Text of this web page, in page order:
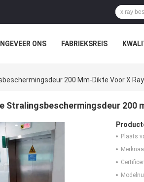
ONS FABRIEKSREIS
200 Mm-Dikte Voor X
Stralingsbeschermingsdeur 200
Plaats